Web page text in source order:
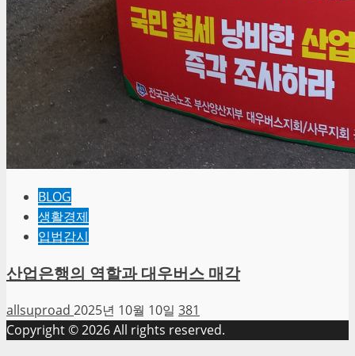
BLOG
생활경제
입법감시
산업은행의 역할과 대우버스 매각
allsuproad 2025년 10월 10일 381
Copyright © 2026 All rights reserved.